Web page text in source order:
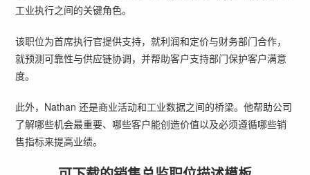
工业执行之间的关键角色。
该职位为首席执行官提供支持，就利润和定价与财务部门合作，
就预测可靠性与供应链协调，并帮助客户支持部门保护客户满意
度。
此外，Nathan 还是商业活动和工业数据之间的桥梁。他帮助公司
了解哪些机会最重要、哪些客户能创造价值以及必须遵循哪些销
售指标来提高业绩。